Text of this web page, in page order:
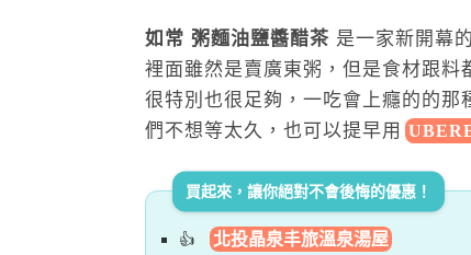
如常 粥麵油鹽醬醋茶 是一家新開幕
裡面雖然是賣廣東粥，但是食材跟
很特別也很足夠，一吃會上癮的的那
們不想等太久，也可以提早用
買起來，讓你絕對不會後悔的優惠！
北投晶泉丰旅溫泉湯屋